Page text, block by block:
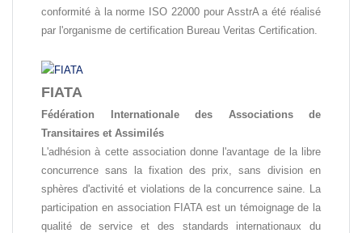
conformité à la norme ISO 22000 pour AsstrA a été réalisé
par l'organisme de certification Bureau Veritas Certification.
FIATA
Fédération Internationale des Associations de
Transitaires et Assimilés
L'adhésion à cette association donne l'avantage de la libre
concurrence sans la fixation des prix, sans division en
sphères d'activité et violations de la concurrence saine. La
participation en association FIATA est un témoignage de la
qualité de service et des standards internationaux du